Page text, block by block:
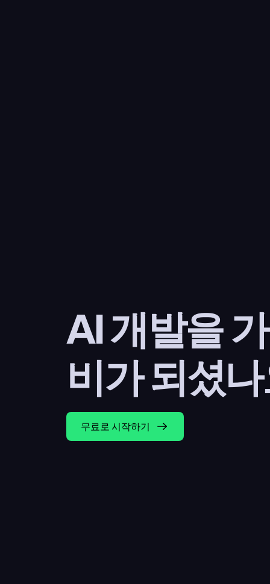
AI 개발을
비가 되셨
무료로 시작하기